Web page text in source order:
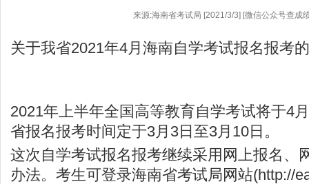
来源:海南省考试局 [2021/3/3] [微信公众号查成
关于我省2021年4月海南自学考试报名报考
2021年上半年全国高等教育自学考试将于4
省报名报考时间定于3月3日至3月10日。
这次自学考试报名报考继续采用网上报名、
办法。考生可登录海南省考试局网站(http://